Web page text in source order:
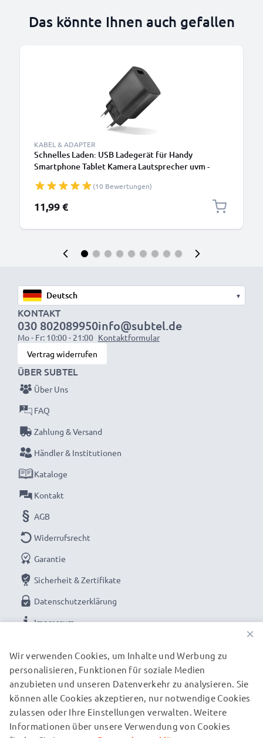
Das könnte Ihnen auch gefallen
KABEL & ADAPTER
Schnelles Laden: USB Ladegerät für Handy
Smartphone Tablet Kamera Lautsprecher uvm -
Ladestecker / USB Lader
(10 Bewertungen)
11,99 €
▾
KONTAKT
030 802089950
Mo - Fr: 10:00 - 21:00
info@subtel.de
Kontaktformular
Vertrag widerrufen
UNSERE ZAHLUNGSOPTIONEN
ÜBER SUBTEL
Über Uns
FAQ
Zahlung & Versand
Händler & Institutionen
Kataloge
Kontakt
AGB
Widerrufsrecht
Garantie
Sicherheit & Zertifikate
Datenschutzerklärung
Impressum
UNSERE VERSANDPARTNER
×
Wir verwenden Cookies, um Inhalte und Werbung zu
personalisieren, Funktionen für soziale Medien
anzubieten und unseren Datenverkehr zu analysieren. Sie
können alle Cookies akzeptieren, nur notwendige Cookies
zulassen oder Ihre Einstellungen verwalten. Weitere
Informationen über unsere Verwendung von Cookies